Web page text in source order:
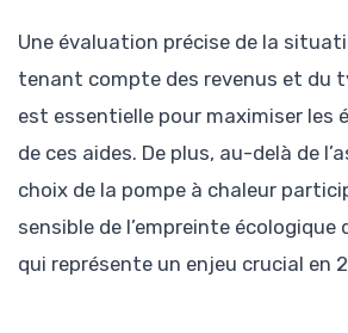
Une évaluation précise de la
tenant compte des revenus et du
est essentielle pour maximiser les
de ces aides. De plus, au-delà de
choix de la pompe à chaleur
sensible de l’empreinte écologique
qui représente un enjeu crucial en